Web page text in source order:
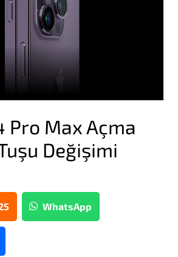
Pro Max Açma
Değişimi
WhatsApp